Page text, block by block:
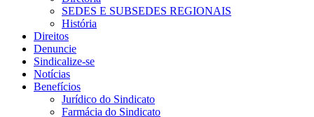
SEDES E SUBSEDES REGIONAIS
História
Direitos
Denuncie
Sindicalize-se
Notícias
Benefícios
Jurídico do Sindicato
Farmácia do Sindicato